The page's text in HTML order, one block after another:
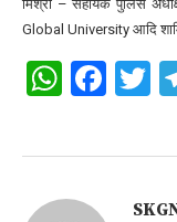
मिश्रा – सहायक पुलिस
Global University आदि